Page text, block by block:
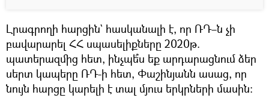
Լրագրողի հարցին` հասկանալի է, որ ՌԴ–ն չի
բավարարել ՀՀ սպասելիքները 2020թ.
պատերազմից հետ, ինչպե՞ս եք արդարացնում ձեր
սերտ կապերը ՌԴ-ի հետ, Փաշինյանն ասաց, որ
նույն հարցը կարելի է տալ մյուս երկրների մասին։